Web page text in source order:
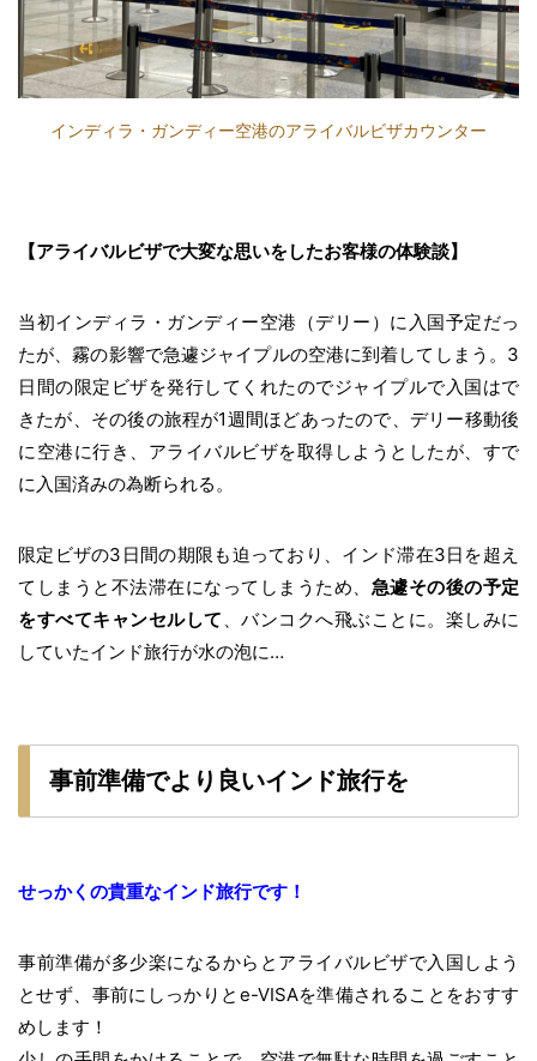
インディラ・ガンディー空港のアライバルビザカウンター
【アライバルビザで大変な思いをしたお客様の体験談】
当初インディラ・ガンディー空港（デリー）に入国予定だっ
たが、霧の影響で急遽ジャイプルの空港に到着してしまう。3
日間の限定ビザを発行してくれたのでジャイプルで入国はで
きたが、その後の旅程が1週間ほどあったので、デリー移動後
に空港に行き、アライバルビザを取得しようとしたが、すで
に入国済みの為断られる。
限定ビザの3日間の期限も迫っており、インド滞在3日を超え
てしまうと不法滞在になってしまうため、 急遽その後の予定
をすべてキャンセルして 、バンコクへ飛ぶことに。楽しみに
していたインド旅行が水の泡に…
事前準備でより良いインド旅行を
せっかくの貴重なインド旅行です！
事前準備が多少楽になるからとアライバルビザで入国しよう
とせず、事前にしっかりとe-VISAを準備されることをおすす
めします！